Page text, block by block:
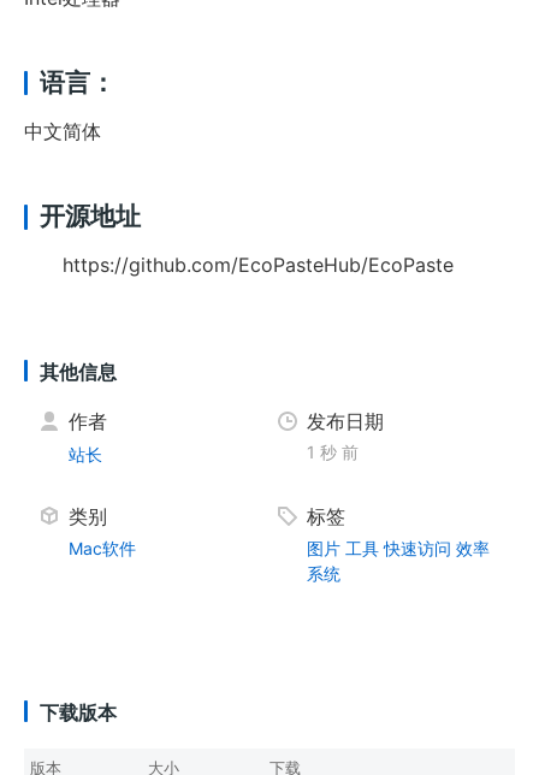
语言：
中文简体
开源地址
https://github.com/EcoPasteHub/EcoPaste
其他信息
作者
站长
发布日期
1 秒 前
类别
Mac软件
标签
图片 工具 快速访问 效率
系统
下载版本
版本 大小 下载